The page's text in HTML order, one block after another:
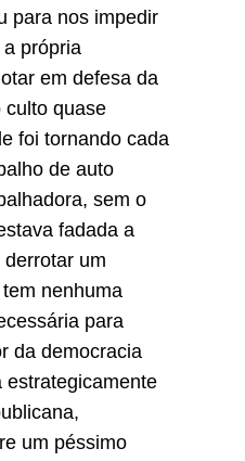
para nos impedir
própria
em defesa da
culto quase
foi tornando cada
de auto
sem o
fadada a
um
nenhuma
para
da democracia
estrategicamente
um péssimo